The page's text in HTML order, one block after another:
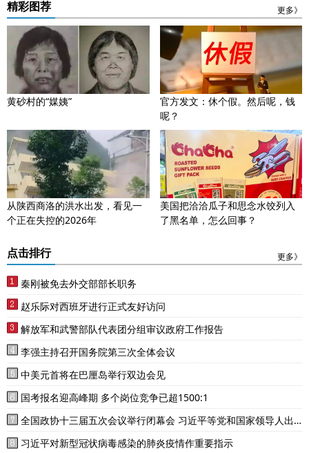
精彩图荐 更多》
黄砂村的“媒姨”
官方发文：休个假。然后呢，钱
呢？
从陕西商洛的洪水出发，看见一
个正在失控的2026年
美国把洽洽瓜子和思念水饺列入
了黑名单，怎么回事？
点击排行 更多》
秦刚被免去外交部部长职务
赵乐际对西班牙进行正式友好访问
解放军和武警部队代表团分组审议政府工作报告
李强主持召开国务院第三次全体会议
中美元首将在巴厘岛举行双边会见
国考报名迎高峰期 多个岗位竞争已超1500:1
全国政协十三届五次会议举行闭幕会 习近平等党和国家领导人出
席
习近平对新型冠状病毒感染的肺炎疫情作重要指示